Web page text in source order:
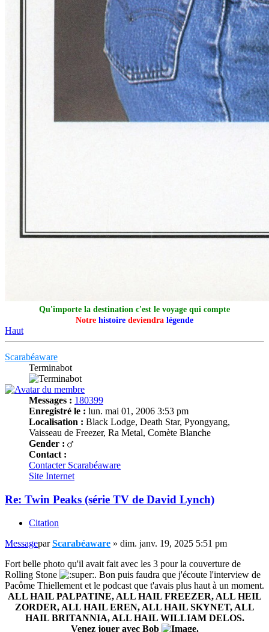
Qu'importe la destination c'est le voyage qui compte
Notre histoire deviendra légende
Haut
Scarabéaware
Terminabot
Messages : 180399
Enregistré le : lun. mai 01, 2006 3:53 pm
Localisation : Black Lodge, Death Star, Pyongyang,
Vaisseau de Freezer, Ra Metal, Comète Blanche
Gender :
Contact :
Contacter Scarabéaware
Site Internet
Re: Twin Peaks (série TV de David Lynch)
Citation
MessageparScarabéaware » dim. janv. 19, 2025 5:51 pm
Fort belle photo qu'il avait fait avec les 3 pour la couverture de
Rolling Stone
. Bon puis faudra que j'écoute l'interview de
Pacôme Thiellement et le podcast que t'avais plus haut à un moment.
ALL HAIL PALPATINE, ALL HAIL FREEZER, ALL HEIL
ZORDER, ALL HAIL EREN, ALL HAIL SKYNET, ALL
HAIL BRITANNIA, ALL HAIL WILLIAM DELOS.
Venez jouer avec Bob
.